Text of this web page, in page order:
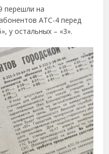
перешли на
АТС-4 перед
у остальных – «3».